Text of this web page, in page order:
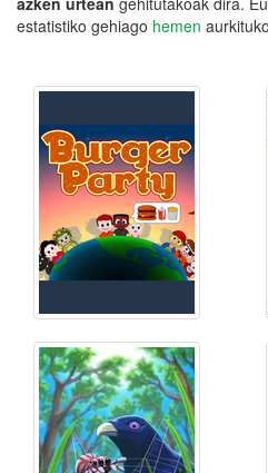
estatistiko gehiago hemen